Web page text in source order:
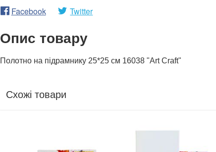
Facebook Twitter
Опис товару
Полотно на підрамнику 25*25 см 16038 "Art Craft"
Схожі товари